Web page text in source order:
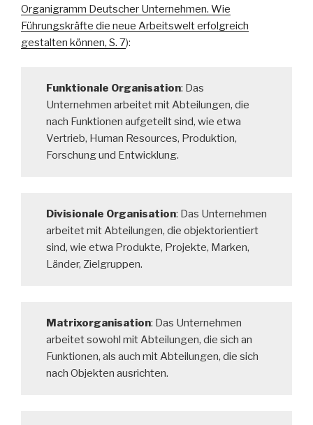
Organigramm Deutscher Unternehmen. Wie
Führungskräfte die neue Arbeitswelt erfolgreich
gestalten können, S. 7):
Funktionale Organisation: Das
Unternehmen arbeitet mit Abteilungen, die
nach Funktionen aufgeteilt sind, wie etwa
Vertrieb, Human Resources, Produktion,
Forschung und Entwicklung.
Divisionale Organisation: Das Unternehmen
arbeitet mit Abteilungen, die objektorientiert
sind, wie etwa Produkte, Projekte, Marken,
Länder, Zielgruppen.
Matrixorganisation: Das Unternehmen
arbeitet sowohl mit Abteilungen, die sich an
Funktionen, als auch mit Abteilungen, die sich
nach Objekten ausrichten.